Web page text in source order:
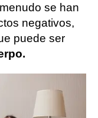
se han
negativos,
puede ser